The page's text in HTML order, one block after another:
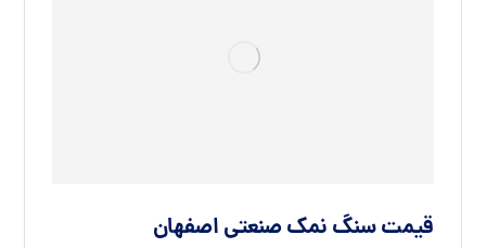
قیمت سنگ نمک صنعتی اصفهان